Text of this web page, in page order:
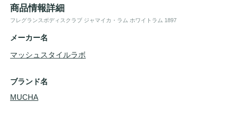
商品情報詳細
フレグランスボディスクラブ ジャマイカ・ラム ホワイトラム 1897
メーカー名
マッシュスタイルラボ
ブランド名
MUCHA